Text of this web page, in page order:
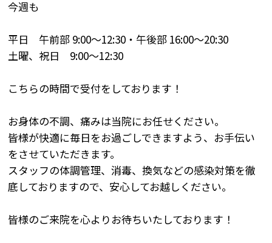
今週も
平日 午前部 9:00～12:30 ・午後部 16:00～20:30
土曜、祝日 9:00～12:30
こちらの時間で受付をしております！
お身体の不調、痛みは当院にお任せください。
皆様が快適に毎日をお過ごしできますよう、お手伝い
をさせていただきます。
スタッフの体調管理、消毒、換気などの感染対策を徹
底しておりますので、安心してお越しください。
皆様のご来院を心よりお待ちいたしております！